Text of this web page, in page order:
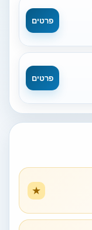
פרטים
פרטים